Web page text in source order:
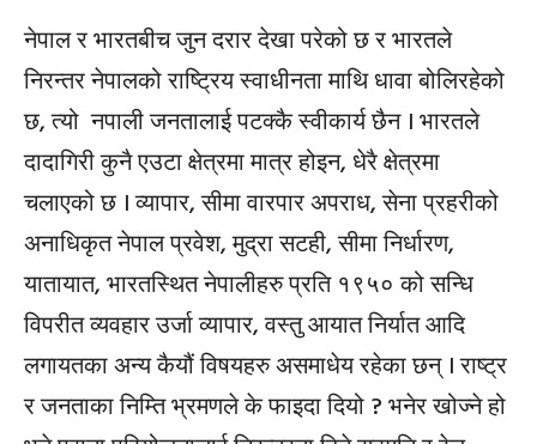
नेपाल र भारतबीच जुन दरार देखा परेको छ र भारतले
निरन्तर नेपालको राष्ट्रिय स्वाधीनता माथि धावा बोलिरहेको
छ, त्यो नपाली जनतालाई पटक्कै स्वीकार्य छैन । भारतले
दादागिरी कुनै एउटा क्षेत्रमा मात्र होइन, धेरै क्षेत्रमा
चलाएको छ । व्यापार, सीमा वारपार अपराध, सेना प्रहरीको
अनाधिकृत नेपाल प्रवेश, मुद्रा सटही, सीमा निर्धारण,
यातायात, भारतस्थित नेपालीहरु प्रति १९५० को सन्धि
विपरीत व्यवहार उर्जा व्यापार, वस्तु आयात निर्यात आदि
लगायतका अन्य कैयौं विषयहरु असमाधेय रहेका छन् । राष्ट्र
र जनताका निम्ति भ्रमणले के फाइदा दियो ? भनेर खोज्ने हो